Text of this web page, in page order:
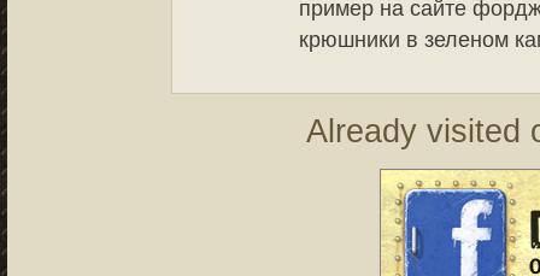
пример на сайте
крюшники в зеленом
Already visited